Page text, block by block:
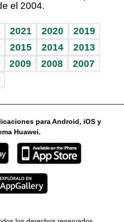
el 2004.
2021 2020
2019
2015 2014
2013
2009 2008
2007
para Android, iOS y
Huawei.